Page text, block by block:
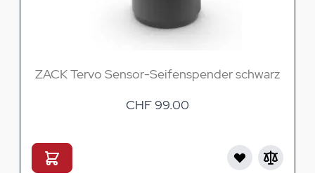
ZACK Tervo Sensor-Seifenspender schwarz
CHF 99.00